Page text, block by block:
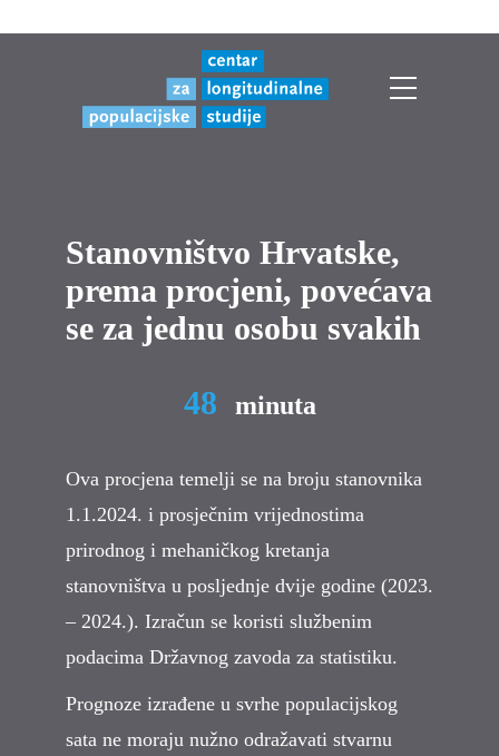
Stanovništvo Hrvatske,
prema procjeni, povećava
se za jednu osobu svakih
48 minuta
Ova procjena temelji se na broju stanovnika
1.1.2024. i prosječnim vrijednostima
prirodnog i mehaničkog kretanja
stanovništva u posljednje dvije godine (2023.
– 2024.). Izračun se koristi službenim
podacima Državnog zavoda za statistiku.
Prognoze izrađene u svrhe populacijskog
sata ne moraju nužno odražavati stvarnu